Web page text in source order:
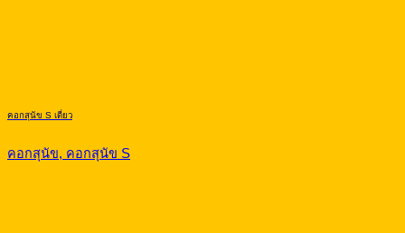
คอกสุนัข S เดี่ยว
คอกสุนัข, คอกสุนัข S